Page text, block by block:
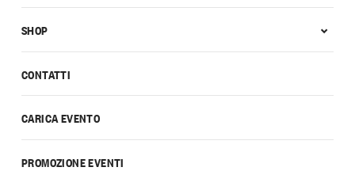
CONTATTI
CARICA EVENTO
PROMOZIONE EVENTI
SHOP